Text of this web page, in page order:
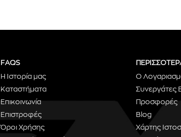
FAQS
Η Ιστορία μας
Καταστήματα
Επικοινωνία
Επιστροφές
Όροι Χρήσης
Ο
Συνεργάτες
Προσφορές
Blog
Χάρτης